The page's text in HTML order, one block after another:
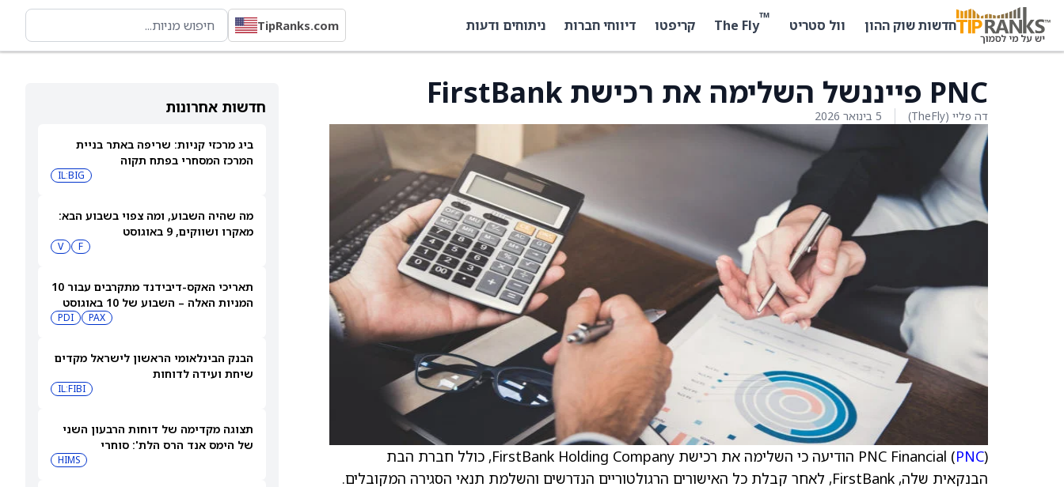
חדשות שוק ההון וול סטריט ™
The Fly קריפטו דיווחי חברות ניתוחים ודעות TipRanks.com
חדשות אחרונות
ביג מרכזי קניות: שריפה באתר בניית
המרכז המסחרי בפתח תקוה
IL:BIG
מה שהיה השבוע, ומה צפוי בשבוע הבא:
מאקרו ושווקים, 9 באוגוסט
F
V
תאריכי האקס-דיבידנד מתקרבים עבור 10
המניות האלה – השבוע של 10 באוגוסט
PAX
PDI
הבנק הבינלאומי הראשון לישראל מקדים
שיחת ועידה לדוחות
IL:FIBI
תצוגה מקדימה של דוחות הרבעון השני
של הימס אנד הרס הלת': סוחרי
האופציות נערכים לתנועה של 14.5%HIMS
PNC פייננשל השלימה את רכישת FirstBank
דה פליי (TheFly) 5 בינואר 2026
PNC Financial (PNC
) הודיעה כי השלימה את רכישת FirstBank Holding Company, כולל חברת הבת
הבנקאית שלה, FirstBank, לאחר קבלת כל האישורים הרגולטוריים הנדרשים והשלמת תנאי הסגירה המקובלים.